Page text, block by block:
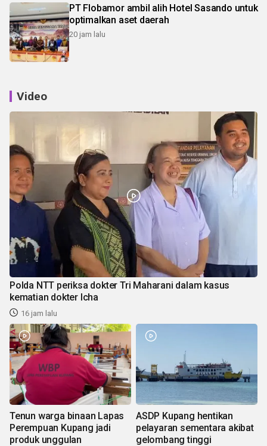
PT Flobamor ambil alih Hotel Sasando untuk
optimalkan aset daerah
20 jam lalu
Video
Polda NTT periksa dokter Tri Maharani dalam kasus
kematian dokter Icha
16 jam lalu
Tenun warga binaan Lapas
Perempuan Kupang jadi
produk unggulan
ASDP Kupang hentikan
pelayaran sementara akibat
gelombang tinggi